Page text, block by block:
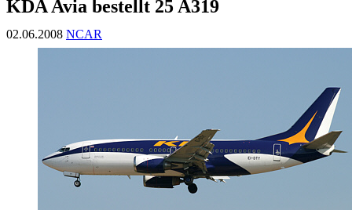
KDA Avia bestellt 25 A319
02.06.2008 NCAR